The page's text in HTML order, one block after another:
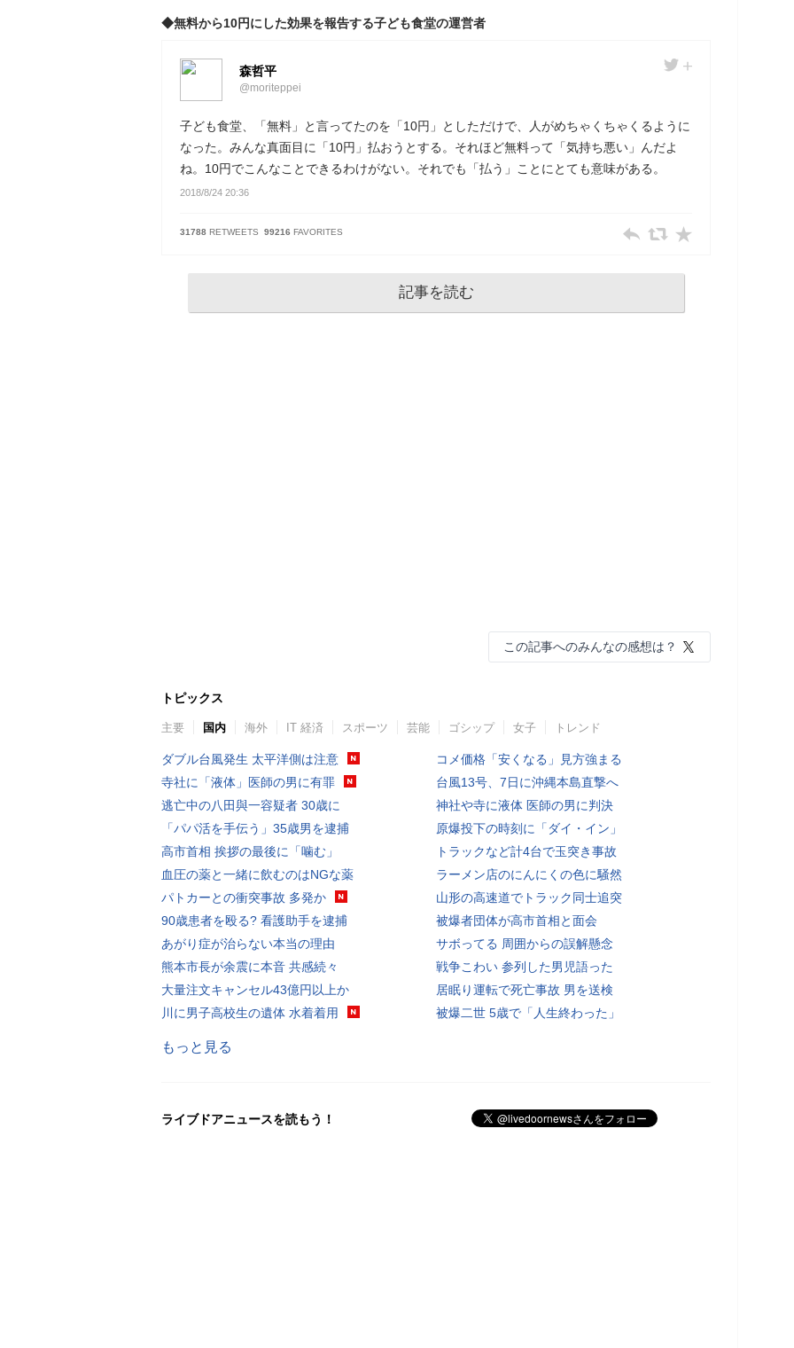
◆無料から10円にした効果を報告する子ども食堂の運営者
森哲平
@moriteppei
子ども食堂、「無料」と言ってたのを「10円」としただけで、人がめちゃくちゃくるように
なった。みんな真面目に「10円」払おうとする。それほど無料って「気持ち悪い」んだよ
ね。10円でこんなことできるわけがない。それでも「払う」ことにとても意味がある。
2018/8/24 20:36
31788 RETWEETS 99216 FAVORITES
記事を読む
この記事へのみんなの感想は？
トピックス
主要 国内 海外 IT 経済 スポーツ 芸能 ゴシップ 女子 トレンド
ダブル台風発生 太平洋側は注意
寺社に「液体」医師の男に有罪
逃亡中の八田與一容疑者 30歳に
「パパ活を手伝う」35歳男を逮捕
高市首相 挨拶の最後に「噛む」
血圧の薬と一緒に飲むのはNGな薬
パトカーとの衝突事故 多発か
90歳患者を殴る? 看護助手を逮捕
あがり症が治らない本当の理由
熊本市長が余震に本音 共感続々
大量注文キャンセル43億円以上か
川に男子高校生の遺体 水着着用
コメ価格「安くなる」見方強まる
台風13号、7日に沖縄本島直撃へ
神社や寺に液体 医師の男に判決
原爆投下の時刻に「ダイ・イン」
トラックなど計4台で玉突き事故
ラーメン店のにんにくの色に騒然
山形の高速道でトラック同士追突
被爆者団体が高市首相と面会
サボってる 周囲からの誤解懸念
戦争こわい 参列した男児語った
居眠り運転で死亡事故 男を送検
被爆二世 5歳で「人生終わった」
もっと見る
ライブドアニュースを読もう！